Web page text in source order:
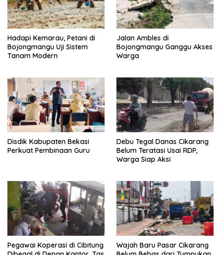
Hadapi Kemarau, Petani di
Bojongmangu Uji Sistem
Tanam Modern
Jalan Ambles di
Bojongmangu Ganggu Akses
Warga
Disdik Kabupaten Bekasi
Perkuat Pembinaan Guru
Debu Tegal Danas Cikarang
Belum Teratasi Usai RDP,
Warga Siap Aksi
Pegawai Koperasi di Cibitung
Wajah Baru Pasar Cikarang